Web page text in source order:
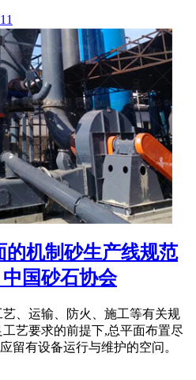
的机制砂生产线规范
国砂石协会
、运输、防火、施工等有关规
艺要求的前提下,总平面布置尽
留有设备运行与维护的空问。